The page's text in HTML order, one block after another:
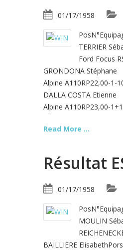
01/17/1958
TERRIER
Ford Focus
GRONDONA Stéphane
Alpine A110RP22,00-1-
DALLA COSTA Etienne
Alpine A110RP23,00-
Read More ...
Résultat
01/17/1958
MOULIN
BAILLIERE